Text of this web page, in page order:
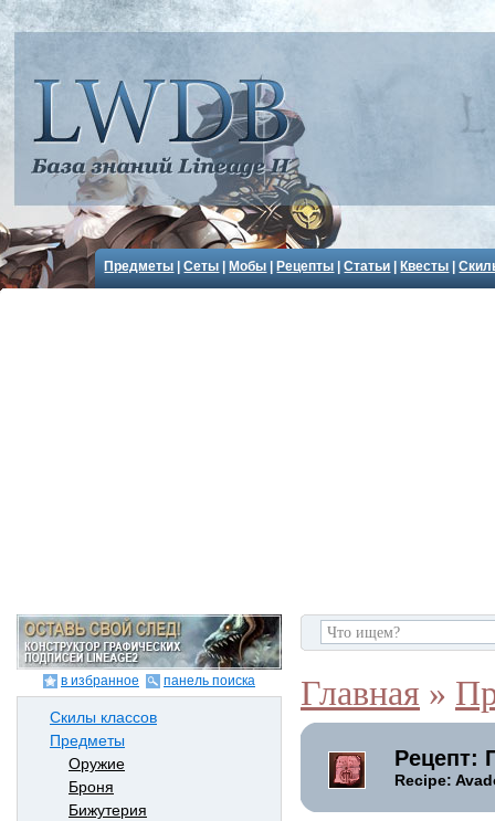
Предметы |Сеты Мобы Рецепты |Статьи Квесты |
в избранное панель поиска
Скилы классов
Предметы
Оружие
Броня
Бижутерия
Главная »
Рецепт:
Recipe: